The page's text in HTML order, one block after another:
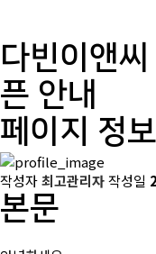
다빈이앤
픈 안내
페이지 정보
작성자최고관리자작성일
본문